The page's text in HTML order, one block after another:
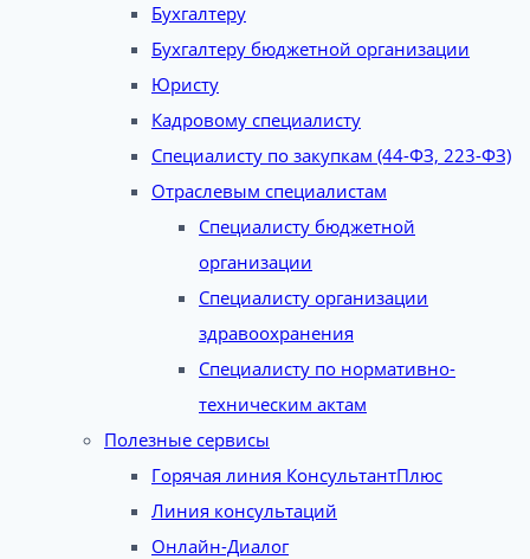
Бухгалтеру
Бухгалтеру бюджетной организации
Юристу
Кадровому специалисту
Специалисту по закупкам (44-ФЗ, 223-ФЗ)
Отраслевым специалистам
Специалисту бюджетной
организации
Специалисту организации
здравоохранения
Специалисту по нормативно-
техническим актам
Полезные сервисы
Горячая линия КонсультантПлюс
Линия консультаций
Онлайн-Диалог